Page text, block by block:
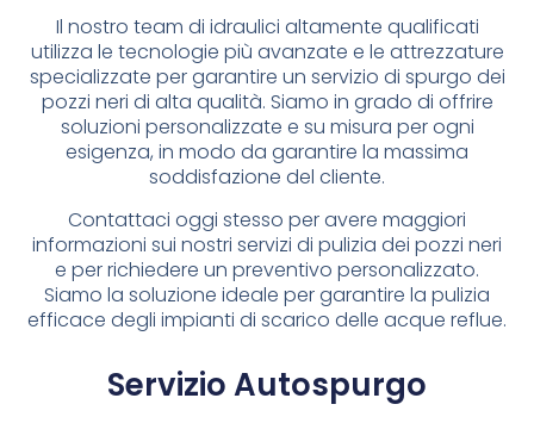
Il nostro team di idraulici altamente qualificati
utilizza le tecnologie più avanzate e le attrezzature
specializzate per garantire un servizio di spurgo dei
pozzi neri di alta qualità. Siamo in grado di offrire
soluzioni personalizzate e su misura per ogni
esigenza, in modo da garantire la massima
soddisfazione del cliente.
Contattaci oggi stesso per avere maggiori
informazioni sui nostri servizi di pulizia dei pozzi neri
e per richiedere un preventivo personalizzato.
Siamo la soluzione ideale per garantire la pulizia
efficace degli impianti di scarico delle acque reflue.
Servizio Autospurgo